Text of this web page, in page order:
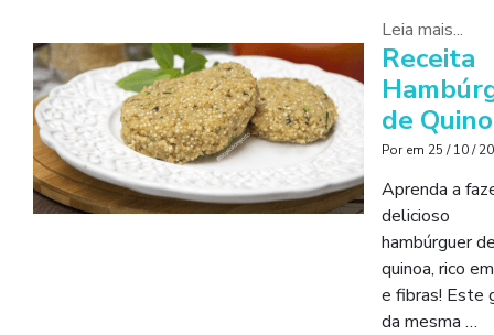
Leia mais...
Receita
de
Porem 25 / 10 /
Aprenda a
delicioso
hambúrguer
quinoa, rico
e fibras! Este
da mesma …